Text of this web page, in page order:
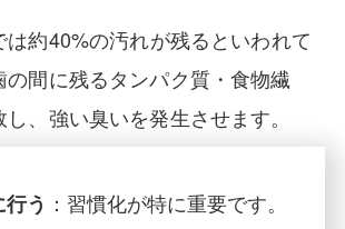
約40%の汚れが残るといわれて
間に残るタンパク質・食物繊
、強い臭いを発生させます。
う ：習慣化が特に重要です。